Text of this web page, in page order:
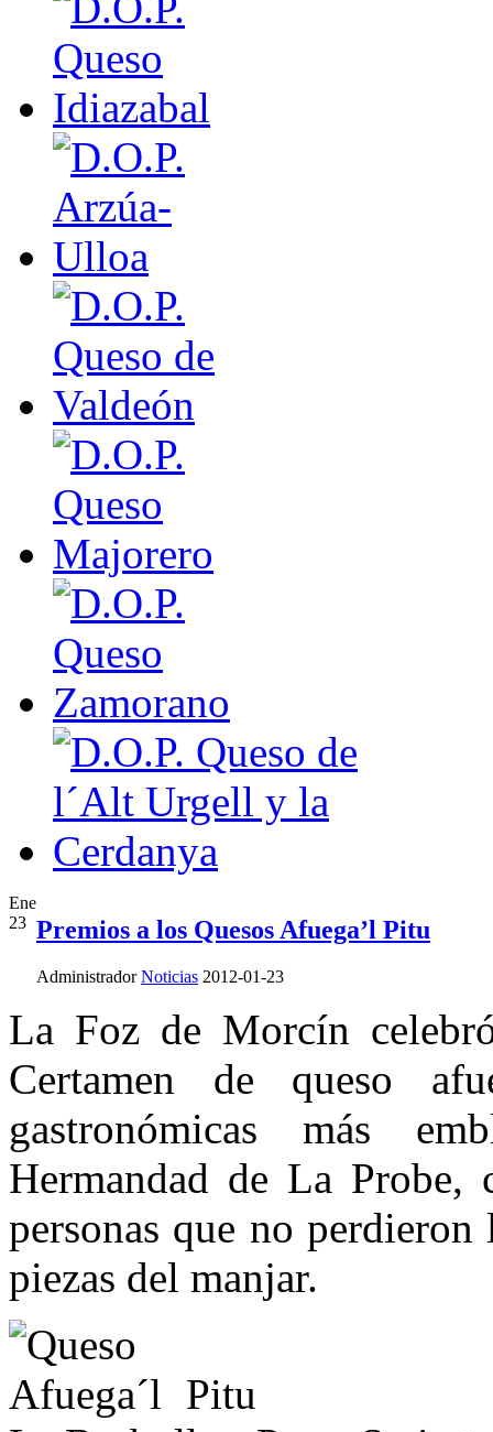
Ene
23 Premios a los Quesos Afuega’l Pitu
Administrador Noticias 2012-01-23
La Foz de Morcín
Certamen de queso
gastronómicas más
Hermandad de La Probe,
personas que no
piezas del manjar.